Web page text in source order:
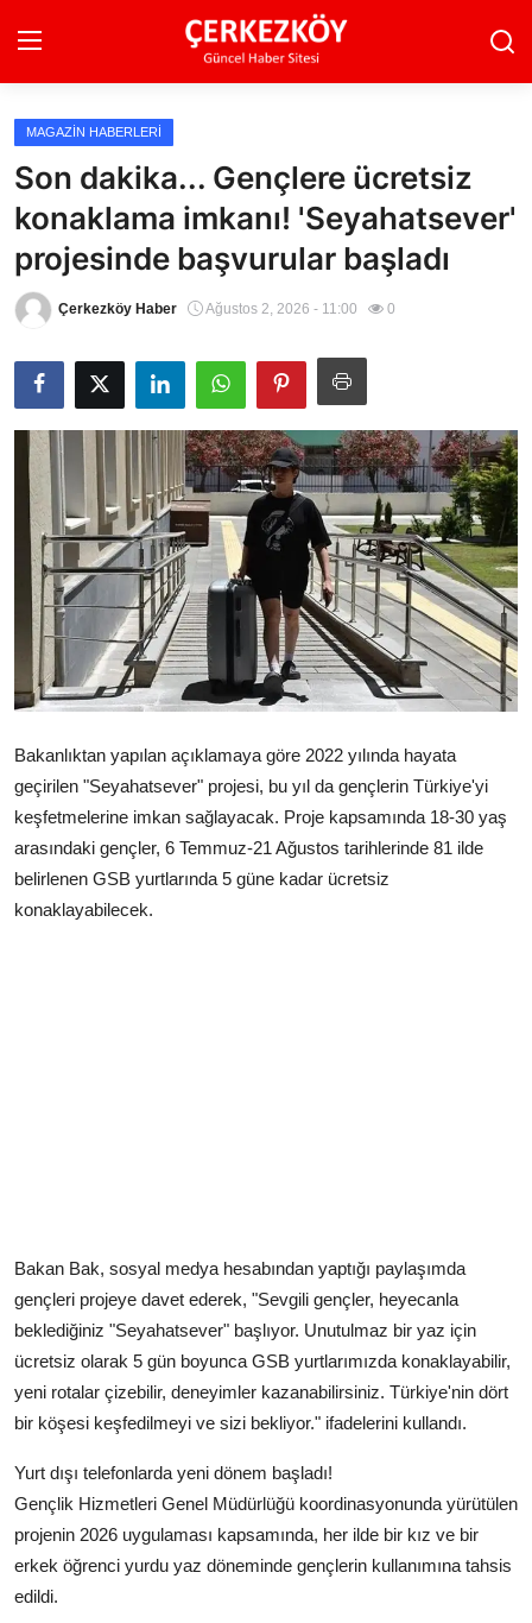
Ana Sayfa
Son Dakika
Ekonomi Haberleri
Magazin Haberleri
Spor Haberleri
Teknoloji Haberleri
Dünya Haberleri
Çerkezköy
MAGAZIN HABERLERI
Son dakika... Gençlere ücretsiz
konaklama imkanı! 'Seyahatsever'
projesinde başvurular başladı
Çerkezköy Haber Ağustos 2, 2026 - 11:00 0
Bakanlıktan yapılan açıklamaya göre 2022 yılında hayata
geçirilen "Seyahatsever" projesi, bu yıl da gençlerin Türkiye'yi
keşfetmelerine imkan sağlayacak. Proje kapsamında 18-30 yaş
arasındaki gençler, 6 Temmuz-21 Ağustos tarihlerinde 81 ilde
belirlenen GSB yurtlarında 5 güne kadar ücretsiz
konaklayabilecek.
Bakan Bak, sosyal medya hesabından yaptığı paylaşımda
gençleri projeye davet ederek, "Sevgili gençler, heyecanla
beklediğiniz "Seyahatsever" başlıyor. Unutulmaz bir yaz için
ücretsiz olarak 5 gün boyunca GSB yurtlarımızda konaklayabilir,
yeni rotalar çizebilir, deneyimler kazanabilirsiniz. Türkiye'nin dört
bir köşesi keşfedilmeyi ve sizi bekliyor." ifadelerini kullandı.
Yurt dışı telefonlarda yeni dönem başladı!
Gençlik Hizmetleri Genel Müdürlüğü koordinasyonunda yürütülen
projenin 2026 uygulaması kapsamında, her ilde bir kız ve bir
erkek öğrenci yurdu yaz döneminde gençlerin kullanımına tahsis
edildi.